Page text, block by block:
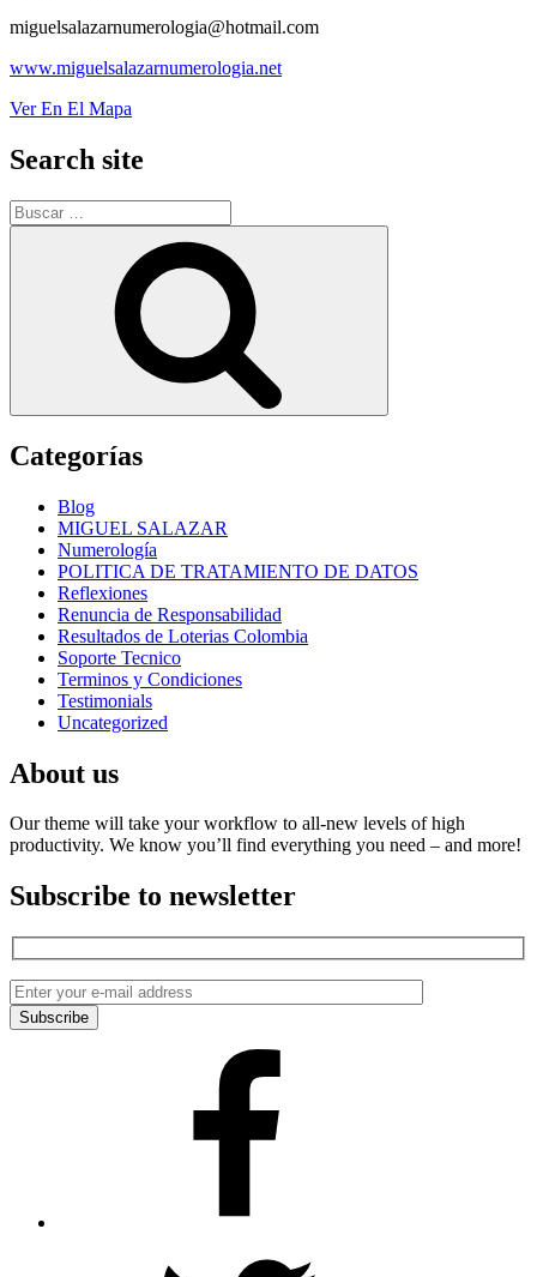
miguelsalazarnumerologia@hotmail.com
www.miguelsalazarnumerologia.net
Ver En El Mapa
Search site
Buscar
por:
Categorías
Blog
MIGUEL SALAZAR
Numerología
POLITICA DE TRATAMIENTO DE DATOS
Reflexiones
Renuncia de Responsabilidad
Resultados de Loterias Colombia
Soporte Tecnico
Terminos y Condiciones
Testimonials
Uncategorized
About us
Our theme will take your workflow to all-new levels of high
productivity. We know you’ll find everything you need – and more!
Subscribe to newsletter